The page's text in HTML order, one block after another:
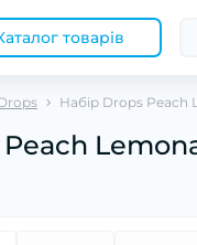
товарів
Набір Drops Peach